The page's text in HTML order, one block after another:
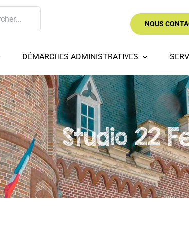
NOUS
DÉMARCHES ADMINISTRATIVES
Studio 22